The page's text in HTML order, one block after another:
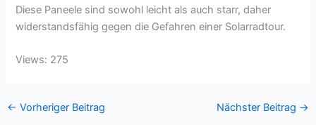
Diese Paneele sind sowohl leicht als auch starr, daher
widerstandsfähig gegen die Gefahren einer Solarradtour.
Views: 275
← Vorheriger Beitrag Nächster Beitrag →